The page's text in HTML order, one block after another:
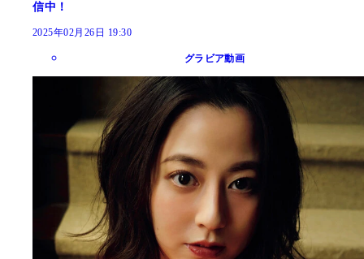
信中！
2025年02月26日 19:30
グラビア動画